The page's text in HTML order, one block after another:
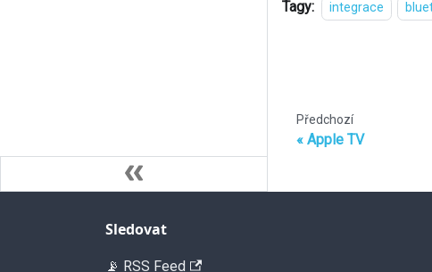
Tagy: integrace
Předchozí
Apple TV
Sledovat
📡 RSS Feed